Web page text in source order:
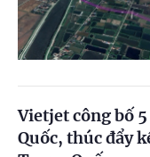
Vietjet công bố
Quốc, thúc đẩy